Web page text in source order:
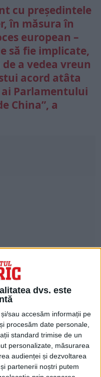
dvs. este
sau accesăm informații pe
procesăm date personale,
standard trimise de un
personalizate, măsurarea
audienței și dezvoltarea
partenerii noștri putem
cu președintele
în măsura în
european –
să fie implicate,
a vedea vreun
acord atâta
Parlamentului
China”, a
a împiedica UE
privind
care variază de
vinului
că
avioane
celor franceze